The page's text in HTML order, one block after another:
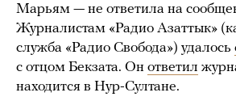
Марьям — не ответила на
Журналистам «Радио Азаттык»
служба «Радио Свобода») удалось
с отцом Бекзата. Он ответил
находится в Нур-Султане.